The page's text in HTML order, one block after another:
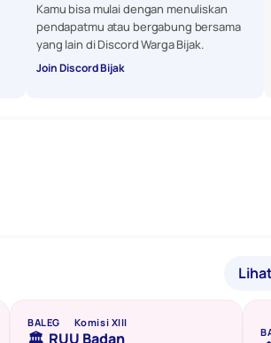
Kamu bisa mulai dengan menuliskan
pendapatmu atau bergabung bersama
yang lain di Discord Warga Bijak.
Join Discord Bijak
BALEG Komisi XIII
🏛️  RUU Badan